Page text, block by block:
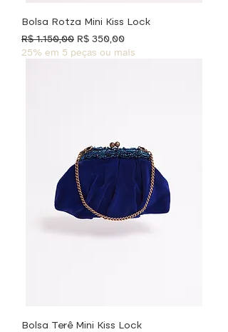
Bolsa Rotza Mini Kiss Lock
Preço normal
R$ 1.150,00 Preço promocional
R$ 350,00
25% em 5 peças ou mais
Bolsa Terê Mini Kiss Lock